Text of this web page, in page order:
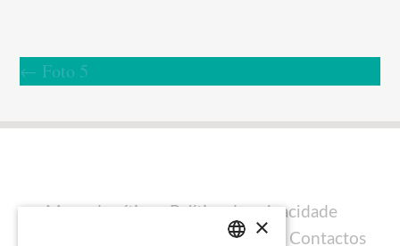
← Foto 5
Mapa do sítio
Política de privacidade
Ficha técnica Contactos
×